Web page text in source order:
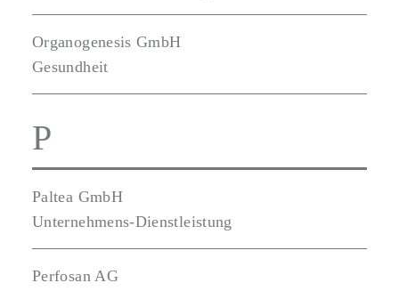
Organogenesis GmbH
Gesundheit
P
Paltea GmbH
Unternehmens-Dienstleistung
Perfosan AG